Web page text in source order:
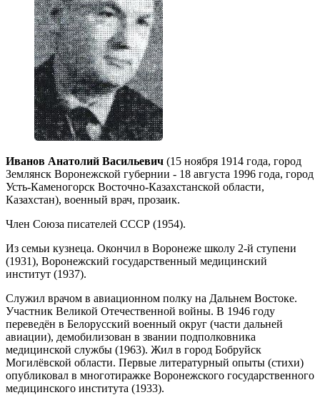
Иванов Анатолий Васильевич (15 ноября 1914 года, город
Землянск Воронежской губернии - 18 августа 1996 года, город
Усть-Каменогорск Восточно-Казахстанской области,
Казахстан), военный врач, прозаик.
Член Союза писателей СССР (1954).
Из семьи кузнеца. Окончил в Воронеже школу 2-й ступени
(1931), Воронежский государственный медицинский
институт (1937).
Служил врачом в авиационном полку на Дальнем Востоке.
Участник Великой Отечественной войны. В 1946 году
переведён в Белорусский военный округ (части дальней
авиации), демобилизован в звании подполковника
медицинской службы (1963). Жил в город Бобруйск
Могилёвской области. Первые литературный опыты (стихи)
опубликовал в многотиражке Воронежского государственного
медицинского института (1933).